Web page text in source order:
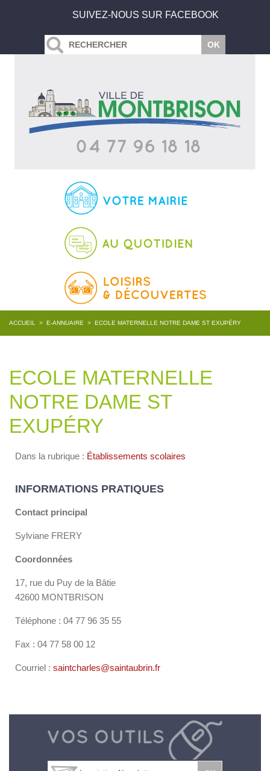
SUIVEZ-NOUS SUR FACEBOOK
ACCUEIL > E-ANNUAIRE > ECOLE MATERNELLE NOTRE DAME ST EXUPÉRY
ECOLE MATERNELLE
NOTRE DAME ST
EXUPÉRY
Dans la rubrique : Établissements scolaires
INFORMATIONS PRATIQUES
Contact principal
Sylviane FRERY
Coordonnées
17, rue du Puy de la Bâtie
42600 MONTBRISON
Téléphone : 04 77 96 35 55
Fax : 04 77 58 00 12
Courriel : saintcharles@saintaubrin.fr